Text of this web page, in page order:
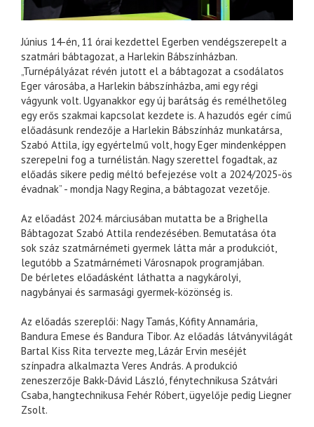
Június 14-én, 11 órai kezdettel Egerben vendégszerepelt a
szatmári bábtagozat, a Harlekin Bábszínházban.
„Turnépályázat révén jutott el a bábtagozat a csodálatos
Eger városába, a Harlekin bábszínházba, ami egy régi
vágyunk volt. Ugyanakkor egy új barátság és remélhetőleg
egy erős szakmai kapcsolat kezdete is. A hazudós egér című
előadásunk rendezője a Harlekin Bábszínház munkatársa,
Szabó Attila, így egyértelmű volt, hogy Eger mindenképpen
szerepelni fog a turnélistán. Nagy szerettel fogadtak, az
előadás sikere pedig méltó befejezése volt a 2024/2025-ös
évadnak” - mondja Nagy Regina, a bábtagozat vezetője.
Az előadást 2024. márciusában mutatta be a Brighella
Bábtagozat Szabó Attila rendezésében. Bemutatása óta
sok száz szatmárnémeti gyermek látta már a produkciót,
legutóbb a Szatmárnémeti Városnapok programjában.
De bérletes előadásként láthatta a nagykárolyi,
nagybányai és sarmasági gyermek-közönség is.
Az előadás szereplői: Nagy Tamás, Kófity Annamária,
Bandura Emese és Bandura Tibor. Az előadás látványvilágát
Bartal Kiss Rita tervezte meg, Lázár Ervin meséjét
színpadra alkalmazta Veres András. A produkció
zeneszerzője Bakk-Dávid László, fénytechnikusa Szátvári
Csaba, hangtechnikusa Fehér Róbert, ügyelője pedig Liegner
Zsolt.